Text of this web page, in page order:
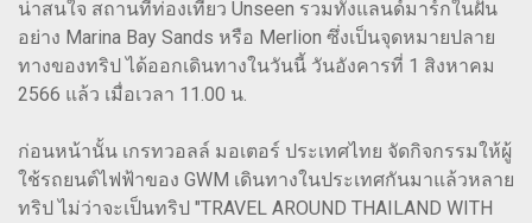
น่าสนใจ สถานที่ท่องเที่ยว Unseen รวมทั้งแลนด์มาร์กในฝัน
อย่าง Marina Bay Sands หรือ Merlion ซึ่งเป็นจุดหมายปลาย
ทางของทริป ได้ออกเดินทางในวันนี้ วันอังคารที่ 1 สิงหาคม
2566 แล้ว เมื่อเวลา 11.00 น.
ก่อนหน้านั้น เกรทวอลล์ มอเตอร์ ประเทศไทย จัดกิจกรรมให้ผู้
ใช้รถยนต์ไฟฟ้าของ GWM เดินทางในประเทศกันมาแล้วหลาย
ทริป ไม่ว่าจะเป็นทริป "TRAVEL AROUND THAILAND WITH